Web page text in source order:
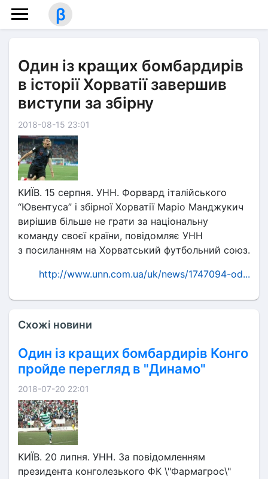
β
Один із кращих бомбардирів
в історії Хорватії завершив
виступи за збірну
2018-08-15 23:01
КИЇВ. 15 серпня. УНН. Форвард італійського
“Ювентуса” і збірної Хорватії Маріо Манджукич
вирішив більше не грати за національну
команду своєї країни, повідомляє УНН
з посиланням на Хорватський футбольний союз.
http://www.unn.com.ua/uk/news/1747094-od...
Схожі новини
Один із кращих бомбардирів Конго
пройде перегляд в "Динамо"
2018-07-20 22:01
КИЇВ. 20 липня. УНН. За повідомленням
президента конголезького ФК \"Фармагрос\"